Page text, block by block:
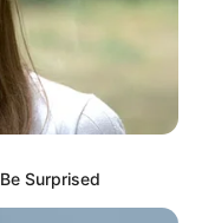
jour
Surprised